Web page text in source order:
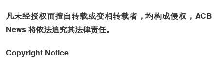
凡未经授权而擅自转载或变相转载者，均构成侵权，ACB
News 将依法追究其法律责任。
Copyright Notice